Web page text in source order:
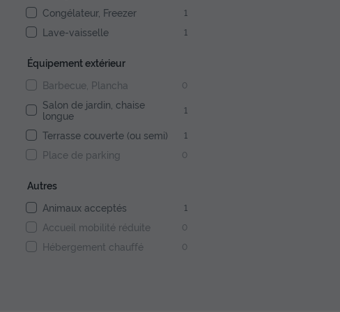
Congélateur, Freezer 1
Lave-vaisselle 1
Équipement extérieur
Barbecue, Plancha
0
Salon de jardin, chaise
longue
1
Terrasse couverte (ou semi) 1
Place de parking 0
Autres
Animaux acceptés
1
Accueil mobilité réduite 0
Hébergement chauffé 0